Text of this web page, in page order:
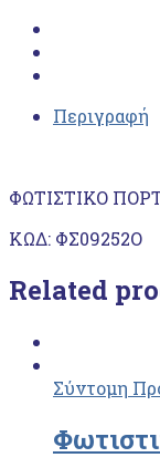
Περιγραφή
ΦΩΤΙΣΤΙΚΟ
ΚΩΔ: ΦΣ09252Ο
Related
Σύντομη